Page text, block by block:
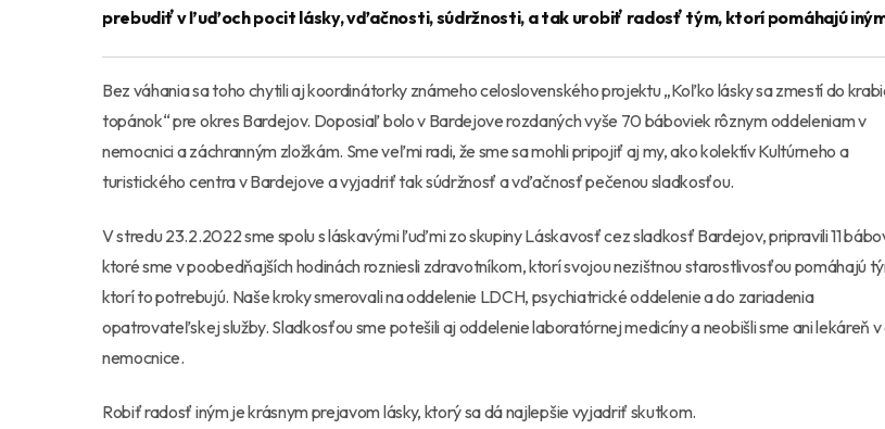
prebudiť v ľuďoch pocit lásky, vďačnosti, súdržnosti, a tak urobiť radosť tým, ktorí pomáhajú
Bez váhania sa toho chytili aj koordinátorky známeho celoslovenského projektu „Koľko lásky sa zmestí do
topánok“ pre okres Bardejov. Doposiaľ bolo v Bardejove rozdaných vyše 70 báboviek rôznym oddeleniam v
nemocnici a záchranným zložkám. Sme veľmi radi, že sme sa mohli pripojiť aj my, ako kolektív Kultúrneho a
turistického centra v Bardejove a vyjadriť tak súdržnosť a vďačnosť pečenou sladkosťou.
V stredu 23.2.2022 sme spolu s láskavými ľuďmi zo skupiny Láskavosť cez sladkosť Bardejov, pripravili 11
ktoré sme v poobedňajších hodinách rozniesli zdravotníkom, ktorí svojou nezištnou starostlivosťou pomáhajú
ktorí to potrebujú. Naše kroky smerovali na oddelenie LDCH, psychiatrické oddelenie a do zariadenia
opatrovateľskej služby. Sladkosťou sme potešili aj oddelenie laboratórnej medicíny a neobišli sme ani lekáreň v
nemocnice.
Robiť radosť iným je krásnym prejavom lásky, ktorý sa dá najlepšie vyjadriť skutkom.